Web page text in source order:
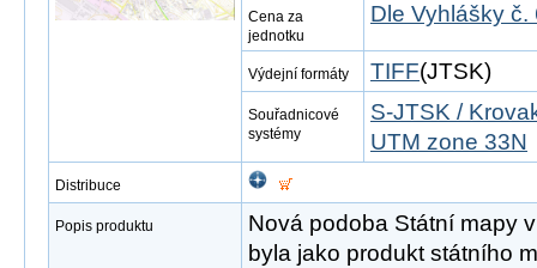
Cena za
jednotku
Dle Vyhlášky
Výdejní formáty TIFF(JTSK)
Souřadnicové
systémy
S-JTSK /
UTM zone 33N
Distribuce
Popis produktu
Nová podoba Státní mapy
byla jako produkt státního